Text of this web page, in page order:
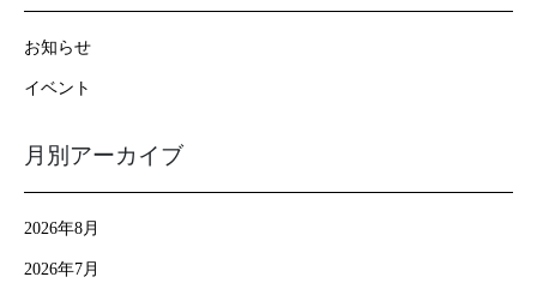
お知らせ
イベント
月別アーカイブ
2026年8月
2026年7月